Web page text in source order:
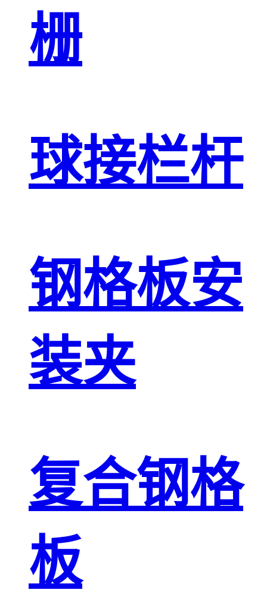
栅
球接栏杆
钢格板安
装夹
复合钢格
板